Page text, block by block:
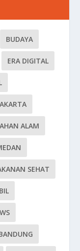
BUDAYA
ERA DIGITAL
ALAM
SEHAT